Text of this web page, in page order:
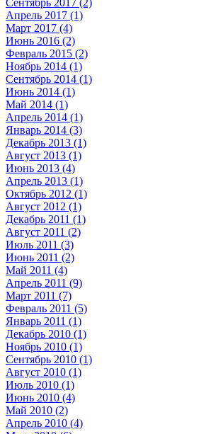
Апрель 2017 (1)
Март 2017 (4)
Июнь 2016 (2)
Февраль 2015 (2)
Ноябрь 2014 (1)
Сентябрь 2014 (1)
Июнь 2014 (1)
Май 2014 (1)
Апрель 2014 (1)
Январь 2014 (3)
Декабрь 2013 (1)
Август 2013 (1)
Июнь 2013 (4)
Апрель 2013 (1)
Октябрь 2012 (1)
Август 2012 (1)
Декабрь 2011 (1)
Август 2011 (2)
Июль 2011 (3)
Июнь 2011 (2)
Май 2011 (4)
Апрель 2011 (9)
Март 2011 (7)
Февраль 2011 (5)
Январь 2011 (1)
Декабрь 2010 (1)
Ноябрь 2010 (1)
Сентябрь 2010 (1)
Август 2010 (1)
Июль 2010 (1)
Июнь 2010 (4)
Май 2010 (2)
Апрель 2010 (4)